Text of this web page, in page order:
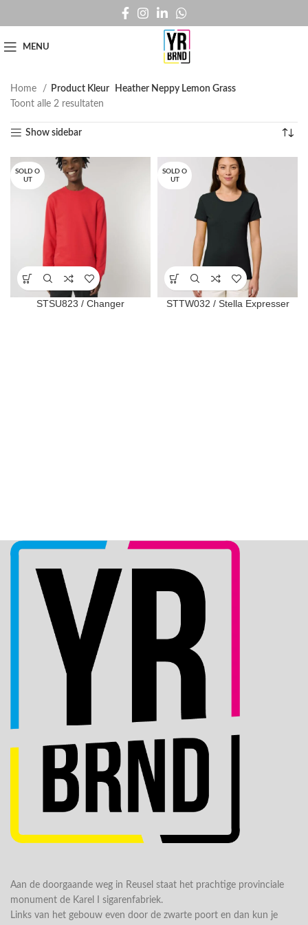
MENU
Home Product Kleur
Heather Neppy Lemon Grass
Toont alle 2 resultaten
Show sidebar
SOLD O
UT
STSU823 / Changer
SOLD O
UT
STTW032 / Stella Expresser
Aan de doorgaande weg in Reusel staat het prachtige provinciale
monument de Karel I sigarenfabriek.
Links van het gebouw even door de zwarte poort en dan kun je